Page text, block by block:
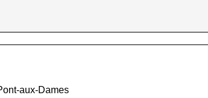
aux-Dames